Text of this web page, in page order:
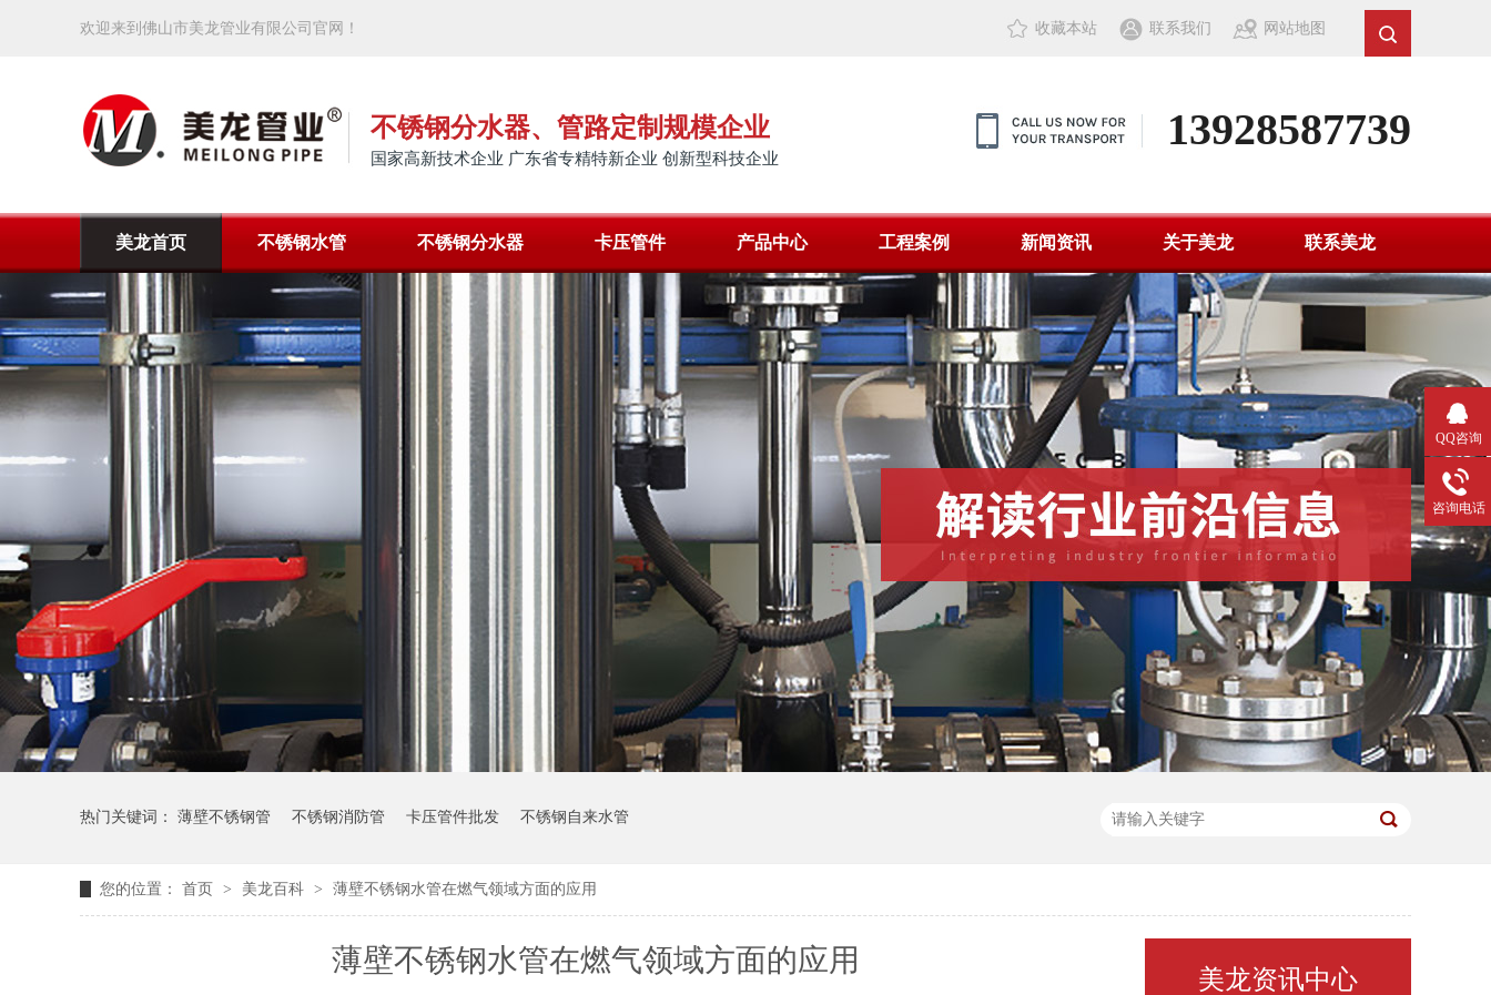
收藏本站 联系我们 网站地图
欢迎来到佛山市美龙管业有限公司官网！
不锈钢分水器、管路定制规模企业
国家高新技术企业 广东省专精特新企业 创新型科技企业
13928587739
美龙首页 不锈钢水管 不锈钢分水器 卡压管件 产品中心 工程案例 新闻资讯 关于美龙 联系美龙
热门关键词： 薄壁不锈钢管 不锈钢消防管 卡压管件批发 不锈钢自来水管
您的位置： 首页 > 美龙百科 > 薄壁不锈钢水管在燃气领域方面的应用
薄壁不锈钢水管在燃气领域方面的应用
美龙资讯中心
QQ咨询
咨询电话